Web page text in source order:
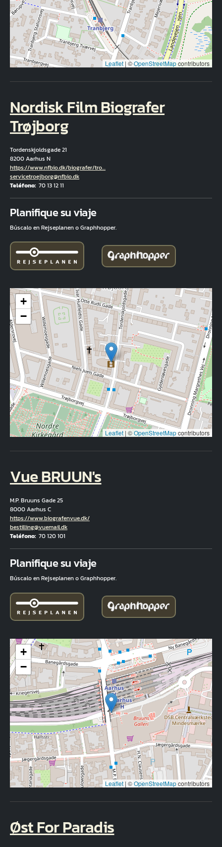
Leaflet | ©OpenStreetMapcontributors
Nordisk Film Biografer
Trøjborg
Tordenskjoldsgade 21
8200 Aarhus N
Hjemmeside
https://www.nfbio.dk/biografer/tro…
Correo electrónico
servicetroejborg@nfbio.dk
Teléfono 70 13 12 11
Planifique su viaje
Búscalo en Rejseplanen o Graphhopper.
+
−
Leaflet | ©OpenStreetMapcontributors
Vue BRUUN's
M.P. Bruuns Gade 25
8000 Aarhus C
Hjemmeside
https://www.biografenvue.dk/
Correo electrónico
bestilling@vuemail.dk
Teléfono 70 120 101
Planifique su viaje
Búscalo en Rejseplanen o Graphhopper.
+
−
Leaflet | ©OpenStreetMapcontributors
Øst For Paradis